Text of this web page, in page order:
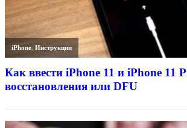
iPhone,Инструкции
Как ввести iPhone 11 и iPhone 11
восстановления или DFU